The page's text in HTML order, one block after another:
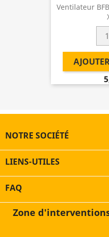
Ventilateur
NOTRE SOCIÉTÉ
LIENS-UTILES
FAQ
Zone